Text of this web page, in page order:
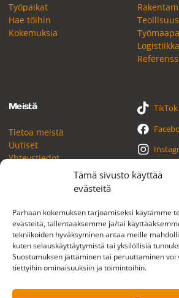
Tämä sivusto käyttää
evästeitä
Parhaan kokemuksen tarjoamiseksi käytämme
evästeitä, tallentaaksemme ja/tai
tekniikoiden hyväksyminen antaa meille
kuten selauskäyttäytymistä tai yksilöllisiä
Suostumuksen jättäminen tai peruuttaminen voi
tiettyihin ominaisuuksiin ja toimintoihin.
Työpaikat
Hae töihin
Kokemuksia
Teollisuus
Logistiikka
Meistä
Tietoa meistä
Uutiset
Yhteystiedot
TikTok
Tietosuojaseloste